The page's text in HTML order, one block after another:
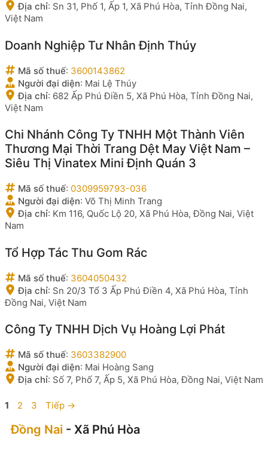
Địa chỉ: Sn 31, Phố 1, Ấp 1, Xã Phú Hòa, Tỉnh Đồng Nai,
Việt Nam
Doanh Nghiệp Tư Nhân Định Thúy
Mã số thuế: 3600143862
Người đại diện: Mai Lệ Thúy
Địa chỉ: 682 Ấp Phú Điền 5, Xã Phú Hòa, Tỉnh Đồng Nai,
Việt Nam
Chi Nhánh Công Ty TNHH Một Thành Viên
Thương Mại Thời Trang Dệt May Việt Nam –
Siêu Thị Vinatex Mini Định Quán 3
Mã số thuế: 0309959793-036
Người đại diện: Võ Thị Minh Trang
Địa chỉ: Km 116, Quốc Lộ 20, Xã Phú Hòa, Đồng Nai, Việt
Nam
Tổ Hợp Tác Thu Gom Rác
Mã số thuế: 3604050432
Địa chỉ: Sn 20/3 Tổ 3 Ấp Phú Điền 4, Xã Phú Hòa, Tỉnh
Đồng Nai, Việt Nam
Công Ty TNHH Dịch Vụ Hoàng Lợi Phát
Mã số thuế: 3603382900
Người đại diện: Mai Hoàng Sang
Địa chỉ: Số 7, Phố 7, Ấp 5, Xã Phú Hòa, Đồng Nai, Việt Nam
Trang
1 Trang
2 Trang
3 Tiếp →
Đồng Nai - Xã Phú Hòa